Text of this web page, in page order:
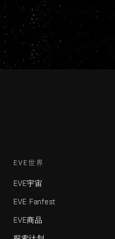
EVE世界
EVE宇宙
EVE Fanfest
EVE商品